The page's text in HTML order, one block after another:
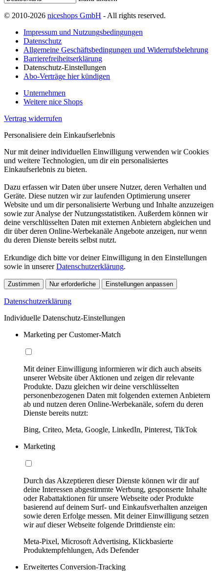
© 2010-2026 niceshops GmbH - All rights reserved.
Impressum und Nutzungsbedingungen
Datenschutz
Allgemeine Geschäftsbedingungen und Widerrufsbelehrung
Barrierefreiheitserklärung
Datenschutz-Einstellungen
Abo-Verträge hier kündigen
Unternehmen
Weitere nice Shops
Vertrag widerrufen
Personalisiere dein Einkaufserlebnis
Nur mit deiner individuellen Einwilligung verwenden wir Cookies
und weitere Technologien, um dir ein personalisiertes
Einkaufserlebnis zu bieten.
Dazu erfassen wir Daten über unsere Nutzer, deren Verhalten und
Geräte. Diese nutzen wir zur laufenden Optimierung unserer
Website und um dir personalisierte Werbung und Inhalte anzuzeigen
sowie zur Analyse der Nutzungsstatistiken. Außerdem können wir
deine verschlüsselten Daten mit externen Anbietern abgleichen und
dir über deren Online-Werbekanäle Angebote anzeigen, nur wenn
du deren Dienste bereits selbst nutzt.
Erkundige dich bitte vor deiner Einwilligung in den Einstellungen
sowie in unsererDatenschutzerklärung.
Zustimmen Nur erforderliche Einstellungen anpassen
Datenschutzerklärung
Individuelle Datenschutz-Einstellungen
Marketing per Customer-Match
Mit deiner Einwilligung informieren wir dich auch abseits
unserer Website über Aktionen und zeigen dir relevante
Produkte. Dazu gleichen wir deine verschlüsselten
personenbezogenen Daten mit folgenden externen Anbietern
ab und nutzen deren Online-Werbekanäle, sofern du deren
Dienste bereits nutzt:
Bing, Criteo, Meta, Google, LinkedIn, Pinterest, TikTok
Marketing
Durch das Akzeptieren dieser Dienste können wir dir auf
deine Interessen abgestimmte Werbung, gesponserte Inhalte
oder Rabattaktionen für unsere Webseite oder Produkte
basierend auf deinem Surf- und Einkaufsverhalten anzeigen
sowie deren Erfolge messen. Mit deiner Einwilligung setzen
wir auf dieser Webseite folgende Drittdienste ein:
Meta-Pixel, Microsoft Advertising, Klickbasierte
Produktempfehlungen, Ads Defender
Erweitertes Conversion-Tracking